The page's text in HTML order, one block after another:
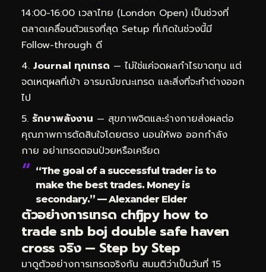
14:00-16:00 เวลาไทย (London Open) เป็นช่วงที่
ตลาดเคลื่อนตัวแรงที่สุด Setup ที่เกิดในช่วงนี้มี
Follow-through ดี
Journal ทุกเทรด — ไม่ใช่แค่จดผลกำไรขาดทุน แต่
จดเหตุผลที่เข้า อารมณ์ขณะเทรด และสิ่งที่จะทำต่างออก
ไป
รักษาพลังงาน — สุขภาพจิตและร่างกายส่งผลต่อ
คุณภาพการตัดสินใจโดยตรง นอนให้พอ ออกกำลัง
กาย อย่าเทรดตอนป่วยหรือเครียด
“The goal of a successful trader is to
make the best trades. Money is
secondary.” — Alexander Elder
ตัวอย่างการเทรด chfjpy how to
trade snb boj double safe haven
cross จริง — Step by Step
มาดูตัวอย่างการเทรดจริงกัน สมมติว่าเป็นวันที่ 15